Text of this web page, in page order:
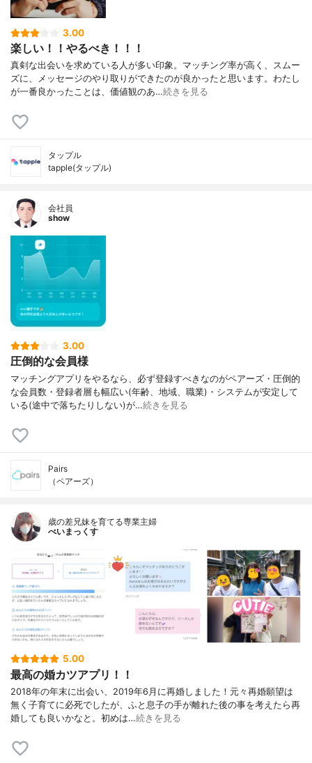
3.00
楽しい！！やるべき！！！
真剣な出会いを求めている人が多い印象。マッチング率が高く、スムー
ズに、メッセージのやり取りができたのが良かったと思います。わたし
が一番良かったことは、価値観のあ…続きを見る
タップル
tapple(タップル)
会社員
show
3.00
圧倒的な会員様
マッチングアプリをやるなら、必ず登録すべきなのがペアーズ・圧倒的
な会員数・登録者層も幅広い(年齢、地域、職業)・システムが安定して
いる(途中で落ちたりしない)が…続きを見る
Pairs
（ペアーズ）
歳の差兄妹を育てる専業主婦
べいまっくす
5.00
最高の婚カツアプリ！！
2018年の年末に出会い、2019年6月に再婚しました！元々再婚願望は
無く子育てに必死でしたが、ふと息子の手が離れた後の事を考えたら再
婚しても良いかなと。初めは…続きを見る